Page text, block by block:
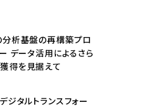
析基盤の再構築プロ
データ活用によるさら
得を見据えて
ジタルトランスフォー